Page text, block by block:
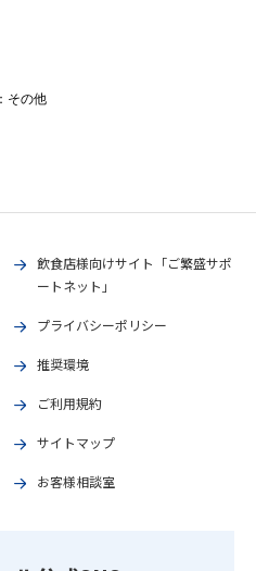
その他
飲食店様向けサイト「ご繁盛サポ
ートネット」
プライバシーポリシー
推奨環境
ご利用規約
サイトマップ
お客様相談室